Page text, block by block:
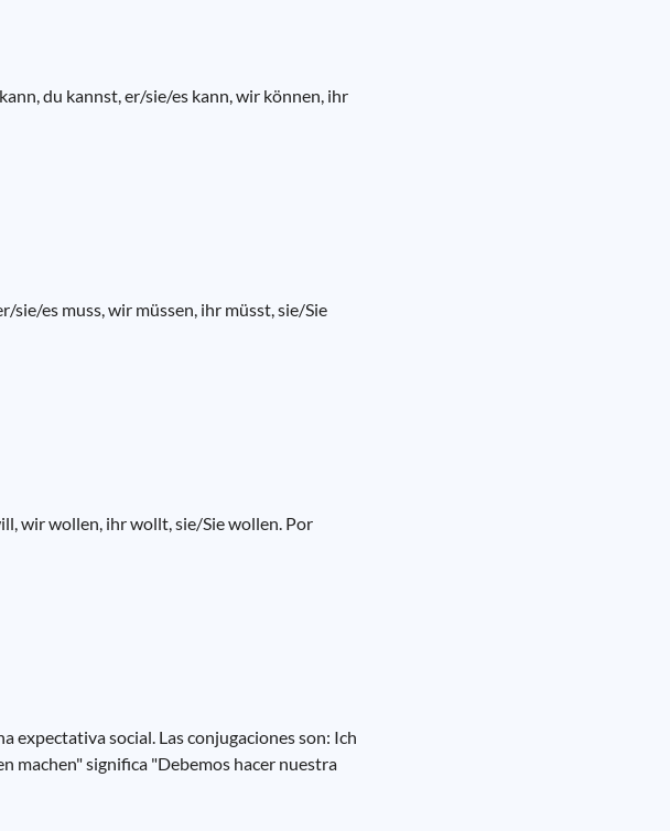
du kannst, er/sie/es kann, wir können, ihr
sie/es muss, wir müssen, ihr müsst, sie/Sie
wir wollen, ihr wollt, sie/Sie wollen. Por
expectativa social. Las conjugaciones son: Ich
machen" significa "Debemos hacer nuestra